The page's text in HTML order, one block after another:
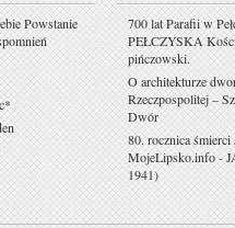
Powstanie
700 lat Parafii w
PEŁCZYSKA
pińczowski.
O architekturze
Rzeczpospolitej –
Dwór
80. rocznica
MojeLipsko.info-
1941)